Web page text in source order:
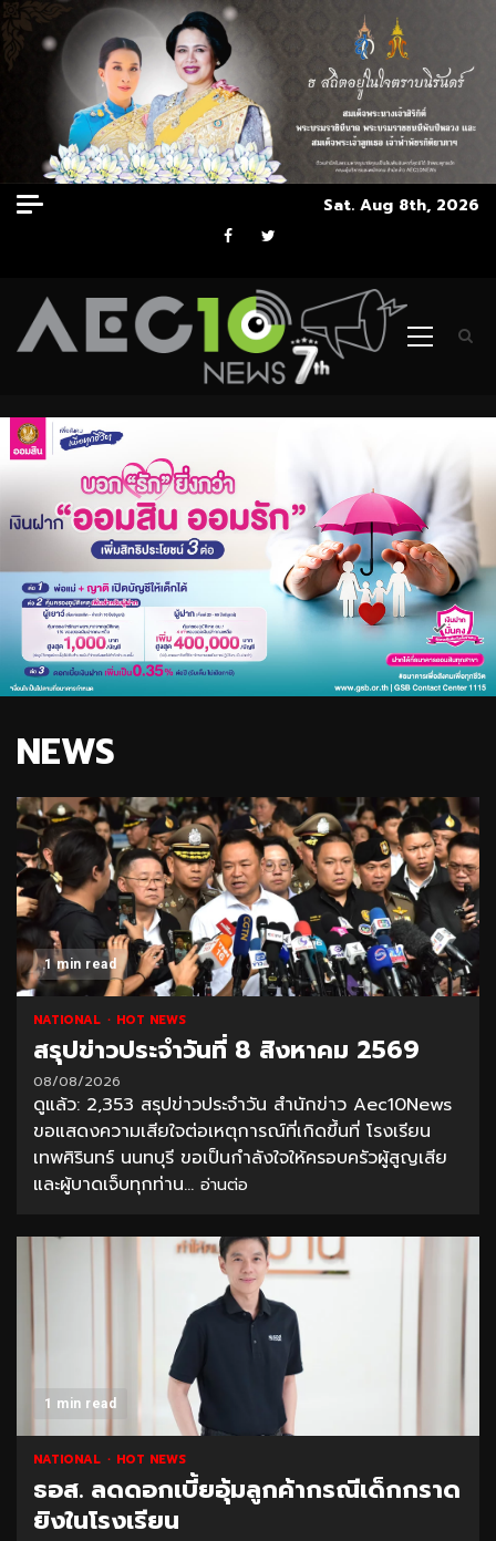
Skip
to
Sat. Aug 8th, 2026
Facebook
Twitter
Primary
NEWS
1 min read
NATIONAL HOT NEWS
สรุปข่าวประจำวันที่ 8 สิงหาคม 2569
08/08/2026
ดูแล้ว: 2,353 สรุปข่าวประจำวัน สำนักข่าว Aec10News
ขอแสดงความเสียใจต่อเหตุการณ์ที่เกิดขึ้นที่ โรงเรียน
เทพศิรินทร์ นนทบุรี ขอเป็นกำลังใจให้ครอบครัวผู้สูญเสีย
และผู้บาดเจ็บทุกท่าน... อ่านต่อ
1 min read
NATIONAL HOT NEWS
ธอส. ลดดอกเบี้ยอุ้มลูกค้ากรณีเด็กกราด
ยิงในโรงเรียน